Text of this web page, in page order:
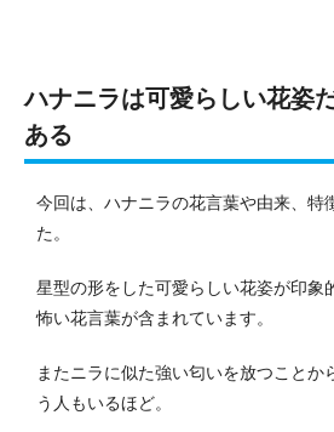
ハナニラは可愛らしい花姿
ある
今回は、ハナニラの花言葉や由来、特
た。
星型の形をした可愛らしい花姿が印象
怖い花言葉が含まれています。
またニラに似た強い匂いを放つことか
う人もいるほど。